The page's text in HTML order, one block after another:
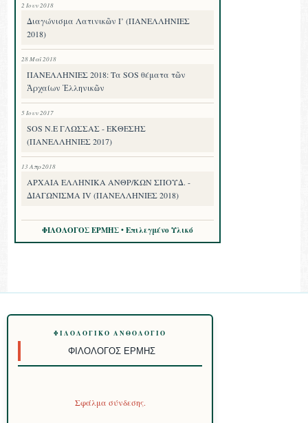
2 Ιουν 2018
Διαγώνισμα Λατινικῶν Ι’ (ΠΑΝΕΛΛΗΝΙΕΣ
2018)
28 Μαΐ 2018
ΠΑΝΕΛΛΗΝΙΕΣ 2018: Τα SOS θέματα τῶν
Ἀρχαίων Ἑλληνικῶν
5 Ιουν 2017
SOS Ν.Ε ΓΛΩΣΣΑΣ - ΕΚΘΕΣΗΣ
(ΠΑΝΕΛΛΗΝΙΕΣ 2017)
13 Απρ 2018
ΑΡΧΑΙΑ ΕΛΛΗΝΙΚΑ ΑΝΘΡ/ΚΩΝ ΣΠΟΥΔ. -
ΔΙΑΓΩΝΙΣΜΑ IV (ΠΑΝΕΛΛΗΝΙΕΣ 2018)
ΦΙΛΟΛΟΓΟΣ ΕΡΜΗΣ • Επιλεγμένο Υλικό
ΦΙΛΟΛΟΓΙΚΌ ΑΝΘΟΛΌΓΙΟ
ΦΙΛΌΛΟΓΟΣ ΕΡΜΉΣ
Σφάλμα σύνδεσης.